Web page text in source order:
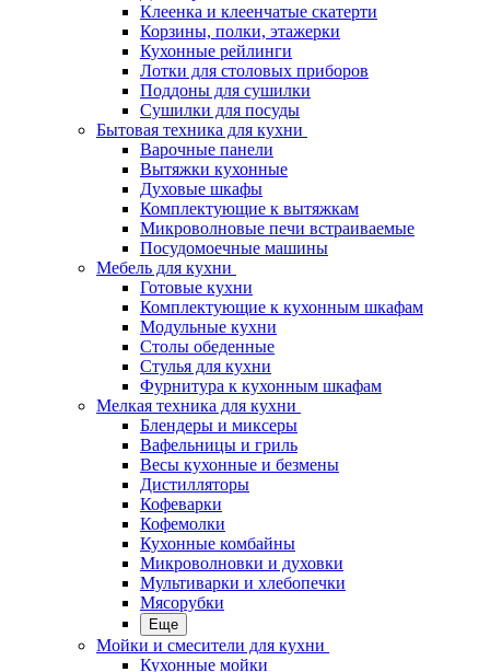
Клеенка и клеенчатые скатерти
Корзины, полки, этажерки
Кухонные рейлинги
Лотки для столовых приборов
Поддоны для сушилки
Сушилки для посуды
Бытовая техника для кухни
Варочные панели
Вытяжки кухонные
Духовые шкафы
Комплектующие к вытяжкам
Микроволновые печи встраиваемые
Посудомоечные машины
Мебель для кухни
Готовые кухни
Комплектующие к кухонным шкафам
Модульные кухни
Столы обеденные
Стулья для кухни
Фурнитура к кухонным шкафам
Мелкая техника для кухни
Блендеры и миксеры
Вафельницы и гриль
Весы кухонные и безмены
Дистилляторы
Кофеварки
Кофемолки
Кухонные комбайны
Микроволновки и духовки
Мультиварки и хлебопечки
Мясорубки
Еще
Мойки и смесители для кухни
Кухонные мойки